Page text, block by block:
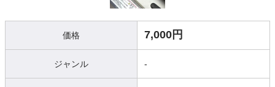
価格 7,000円
ジャンル -